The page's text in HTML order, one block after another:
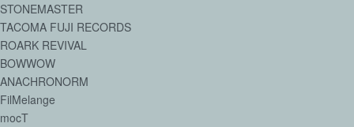
STONEMASTER
TACOMA FUJI RECORDS
ROARK REVIVAL
BOWWOW
ANACHRONORM
FilMelange
mocT